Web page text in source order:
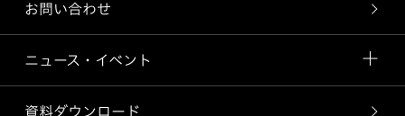
お問い合わせ
ニュース・イベント
資料ダウンロード